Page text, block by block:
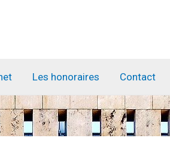
Les honoraires Contact